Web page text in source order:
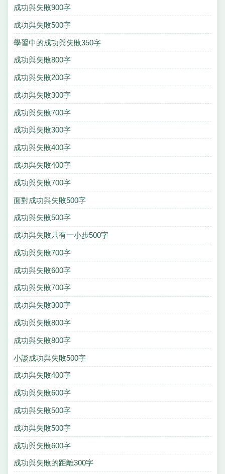
成功與失敗900字
成功與失敗500字
學習中的成功與失敗350字
成功與失敗800字
成功與失敗200字
成功與失敗300字
成功與失敗700字
成功與失敗300字
成功與失敗400字
成功與失敗400字
成功與失敗700字
面對成功與失敗500字
成功與失敗500字
成功與失敗只有一小步500字
成功與失敗700字
成功與失敗600字
成功與失敗700字
成功與失敗300字
成功與失敗800字
成功與失敗800字
小談成功與失敗500字
成功與失敗400字
成功與失敗600字
成功與失敗500字
成功與失敗500字
成功與失敗600字
成功與失敗的距離300字